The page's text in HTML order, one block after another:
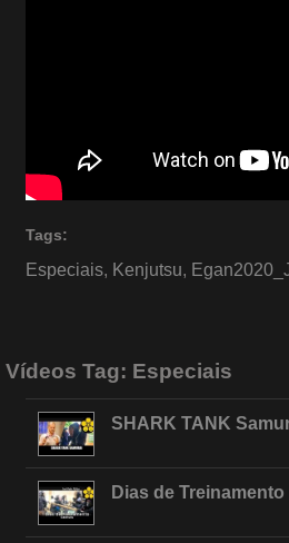
Tags:
Especiais, Kenjutsu,
Vídeos Tag: Especiais
SHARK TANK
Dias de Treinamento